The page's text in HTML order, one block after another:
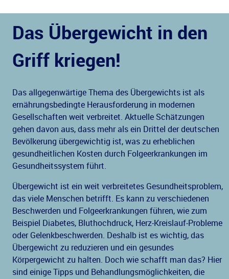
Das Übergewicht in den
Griff kriegen!
Das allgegenwärtige Thema des Übergewichts ist als
ernährungsbedingte Herausforderung in modernen
Gesellschaften weit verbreitet. Aktuelle Schätzungen
gehen davon aus, dass mehr als ein Drittel der deutschen
Bevölkerung übergewichtig ist, was zu erheblichen
gesundheitlichen Kosten durch Folgeerkrankungen im
Gesundheitssystem führt.
Übergewicht ist ein weit verbreitetes Gesundheitsproblem,
das viele Menschen betrifft. Es kann zu verschiedenen
Beschwerden und Folgeerkrankungen führen, wie zum
Beispiel Diabetes, Bluthochdruck, Herz-Kreislauf-Probleme
oder Gelenkbeschwerden. Deshalb ist es wichtig, das
Übergewicht zu reduzieren und ein gesundes
Körpergewicht zu halten. Doch wie schafft man das? Hier
sind einige Tipps und Behandlungsmöglichkeiten, die